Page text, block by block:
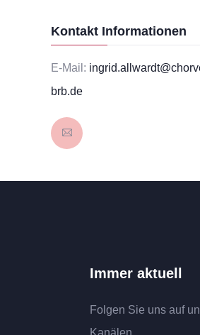
Kontakt Informationen
E-Mail:
brb.de
Immer aktuell
Folgen Sie uns auf